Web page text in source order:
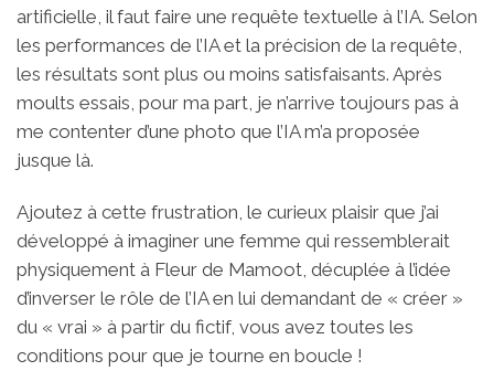
artificielle, il faut faire une requête textuelle à l’IA. Selon
les performances de l’IA et la précision de la requête,
les résultats sont plus ou moins satisfaisants. Après
moults essais, pour ma part, je n’arrive toujours pas à
me contenter d’une photo que l’IA m’a proposée
jusque là.
Ajoutez à cette frustration, le curieux plaisir que j’ai
développé à imaginer une femme qui ressemblerait
physiquement à Fleur de Mamoot, décuplée à l’idée
d’inverser le rôle de l’IA en lui demandant de « créer »
du « vrai » à partir du fictif, vous avez toutes les
conditions pour que je tourne en boucle !